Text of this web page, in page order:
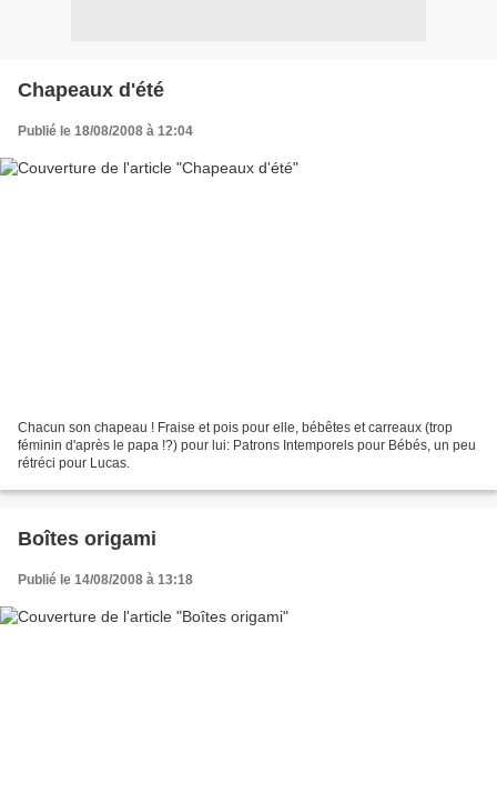
Chapeaux d'été
Publié le 18/08/2008 à 12:04
Chacun son chapeau ! Fraise et pois pour elle, bébêtes et carreaux (trop
féminin d'après le papa !?) pour lui: Patrons Intemporels pour Bébés, un peu
rétréci pour Lucas.
Boîtes origami
Publié le 14/08/2008 à 13:18